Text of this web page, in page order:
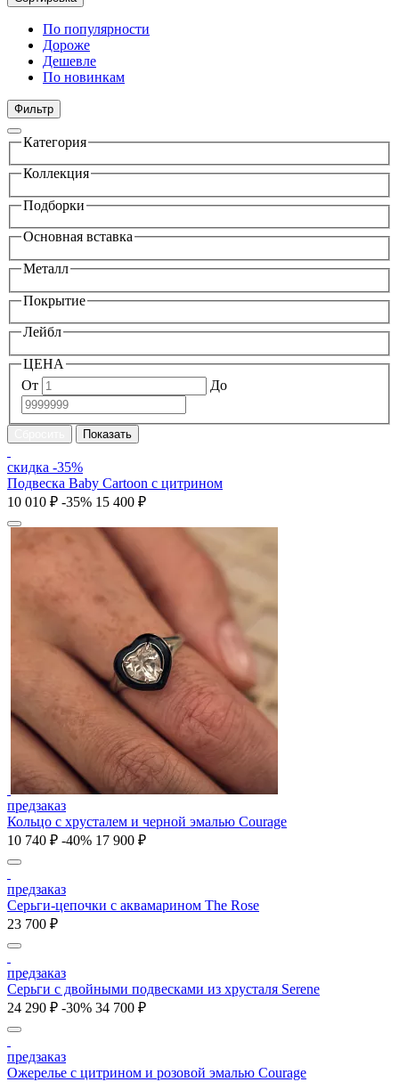
По популярности
Дороже
Дешевле
По новинкам
Фильтр
Категория
Коллекция
Подборки
Основная вставка
Металл
Покрытие
Лейбл
ЦЕНА
От
До
скидка -35%
Подвеска Baby Cartoon с цитрином
10 010 ₽ -35% 15 400 ₽
предзаказ
Кольцо с хрусталем и черной эмалью Courage
10 740 ₽ -40% 17 900 ₽
предзаказ
Серьги-цепочки с аквамарином The Rose
23 700 ₽
предзаказ
Серьги с двойными подвесками из хрусталя Serene
24 290 ₽ -30% 34 700 ₽
предзаказ
Ожерелье с цитрином и розовой эмалью Courage